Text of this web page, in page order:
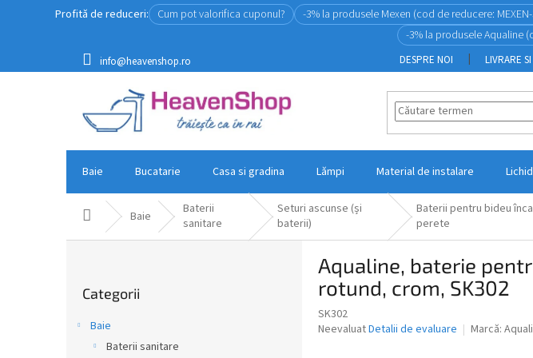
Profită de reduceri: Cum pot valorifica cuponul? -3% la produsele Mexen (cod de reducere:
-3% la produsele Aqualine
info@heavenshop.ro DESPRE NOI LIVRARE
Baie Bucatarie Casa si gradina Lămpi Material de instalare
Acasă Baie
Baterii
sanitare
Seturi ascunse (și
baterii)
Baterii pentru bideu
perete
peste
Categorii
Baie
Baterii sanitare
Aqualine, baterie
rotund, crom, SK302
SK302
Evaluarea
NeevaluatDetalii de evaluare Marcă: